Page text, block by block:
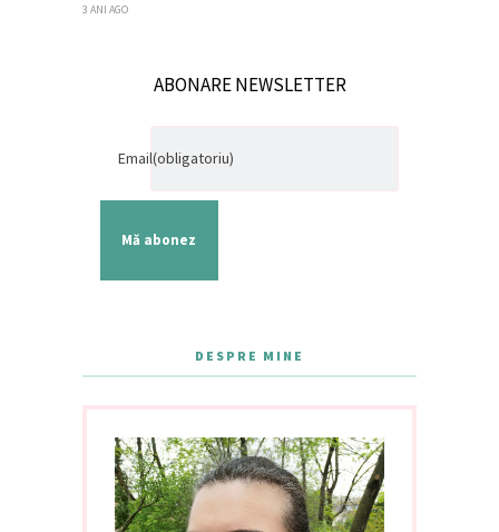
3 ANI AGO
ABONARE NEWSLETTER
Email(obligatoriu)
Mă abonez
DESPRE MINE